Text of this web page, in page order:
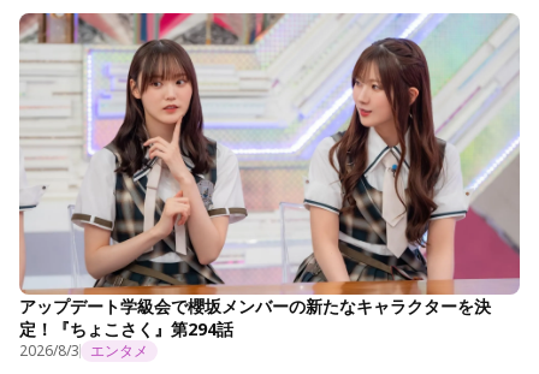
アップデート学級会で櫻坂メンバーの新たなキャラクターを決
定！『ちょこさく』第294話
2026/8/3 エンタメ